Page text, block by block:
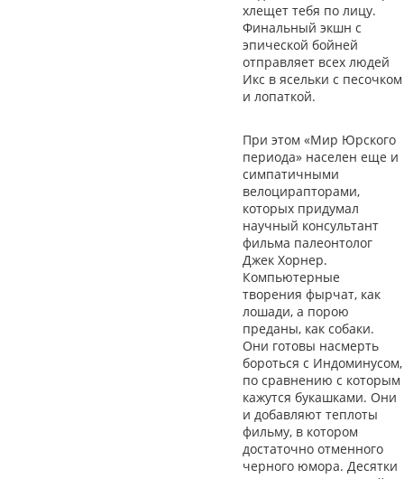
хлещет тебя по лицу.
Финальный экшн с
эпической бойней
отправляет всех людей
Икс в ясельки с песочком
и лопаткой.
При этом «Мир Юрского
периода» населен еще и
симпатичными
велоцирапторами,
которых придумал
научный консультант
фильма палеонтолог
Джек Хорнер.
Компьютерные
творения фырчат, как
лошади, а порою
преданы, как собаки.
Они готовы насмерть
бороться с Индоминусом,
по сравнению с которым
кажутся букашками. Они
и добавляют теплоты
фильму, в котором
достаточно отменного
черного юмора. Десятки